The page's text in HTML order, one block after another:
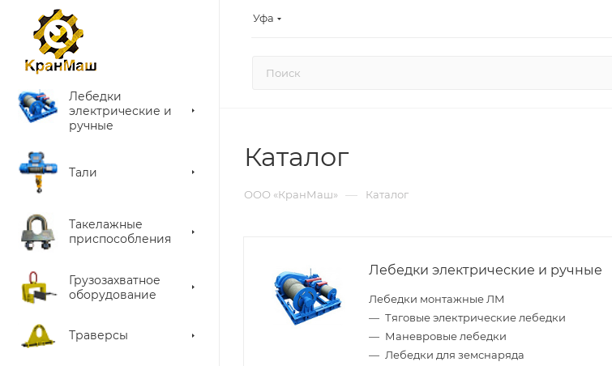
Уфа
Лебедки
электрические и
ручные
Тали
Такелажные
приспособления
Грузозахватное
оборудование
Траверсы
Каталог
ООО «КранМаш» — Каталог
Лебедки электрические и ручные
Лебедки монтажные ЛМ
Тяговые электрические лебедки
Маневровые лебедки
Лебедки для земснаряда